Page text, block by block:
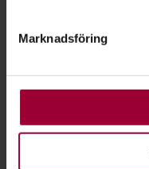
För att du ska få en
Marknadsföring